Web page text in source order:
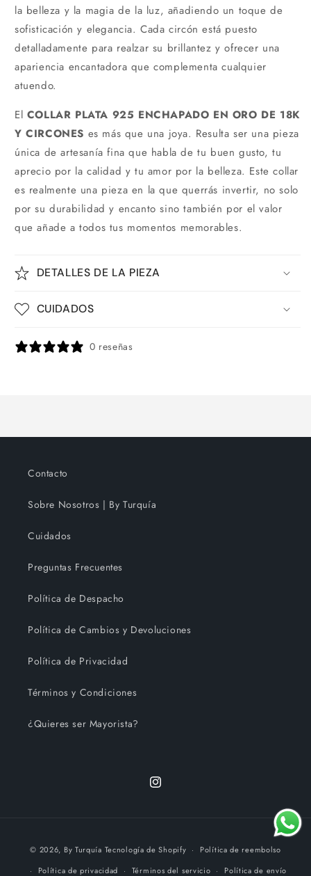
la belleza y la magia de la luz, añadiendo un toque de
sofisticación y elegancia. Cada circón está puesto
detalladamente para realzar su brillantez y ofrecer una
apariencia encantadora que complementa cualquier
atuendo.
El COLLAR PLATA 925 ENCHAPADO EN ORO DE 18K
Y CIRCONES es más que una joya. Resulta ser una pieza
única de artesanía fina que habla de tu buen gusto, tu
aprecio por la calidad y tu amor por la belleza. Este collar
es realmente una pieza en la que querrás invertir, no solo
por su durabilidad y encanto sino también por el valor
que añade a todos tus momentos memorables.
DETALLES DE LA PIEZA
CUIDADOS
0 reseñas
Contacto
Sobre Nosotros | By Turquía
Cuidados
Preguntas Frecuentes
Política de Despacho
Política de Cambios y Devoluciones
Política de Privacidad
Términos y Condiciones
¿Quieres ser Mayorista?
Instagram
de
© 2026, By Turquía Tecnología de Shopify
Política de reembolso
Política de privacidad
Términos del servicio Política de envío